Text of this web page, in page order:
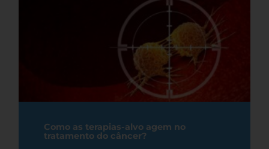
Como as terapias-alvo agem no
tratamento do câncer?